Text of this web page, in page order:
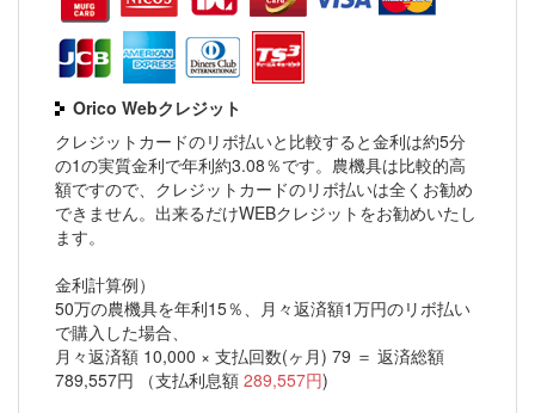
Orico Webクレジット
クレジットカードのリボ払いと比較すると金利は約5分
の1の実質金利で年利約3.08％です。農機具は比較的高
額ですので、クレジットカードのリボ払いは全くお勧め
できません。出来るだけWEBクレジットをお勧めいたし
ます。
金利計算例）
50万の農機具を年利15％、月々返済額1万円のリボ払い
で購入した場合、
月々返済額 10,000 × 支払回数(ヶ月) 79 ＝ 返済総額
789,557円 （支払利息額 289,557円)